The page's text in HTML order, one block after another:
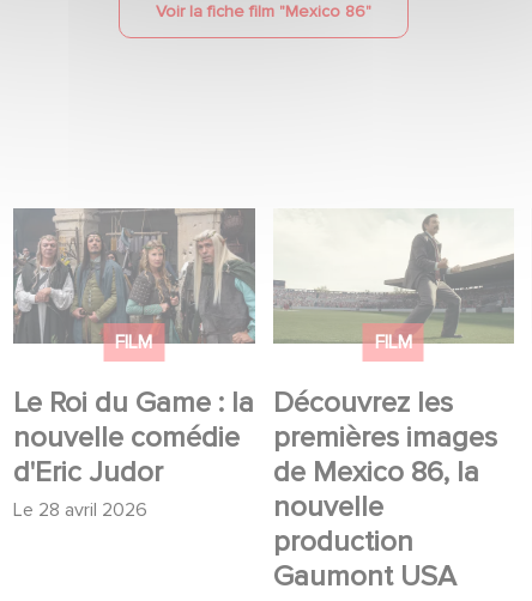
Voir la fiche film "Mexico 86"
FILM
Le Roi du Game : la
nouvelle comédie
d'Eric Judor
Le 28 avril 2026
Le Roi du Game : la
nouvelle comédie
d'Eric Judor
FILM
Découvrez les
premières images
de Mexico 86, la
nouvelle
production
Gaumont USA
Découvrez les
premières images de
Mexico 86, la nouvelle
production Gaumont